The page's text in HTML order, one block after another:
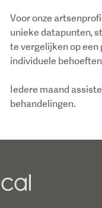
Voor onze
unieke datapunten,
te vergelijken op een
individuele
Iedere maand
behandelingen.